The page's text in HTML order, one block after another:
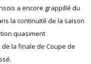
a encore grappillé du
la continuité de la saison
quasiment
la finale de Coupe de